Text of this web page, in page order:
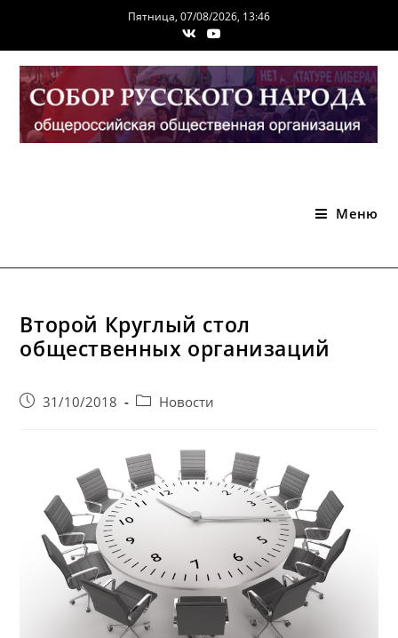
содержимому
Пятница, 07/08/2026, 13:46
Меню
Второй Круглый стол
общественных организаций
Запись31/10/2018
PostНовости